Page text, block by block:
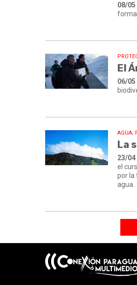
08/05
El
06/05
AGUA;
La
23/04
el
por la
agua.